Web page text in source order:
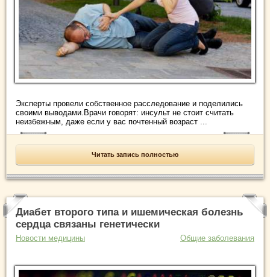
Эксперты провели собственное расследование и поделились
своими выводами.Врачи говорят: инсульт не стоит считать
неизбежным, даже если у вас почтенный возраст ...
Читать запись полностью
Диабет второго типа и ишемическая болезнь
сердца связаны генетически
Новости медицины Общие заболевания